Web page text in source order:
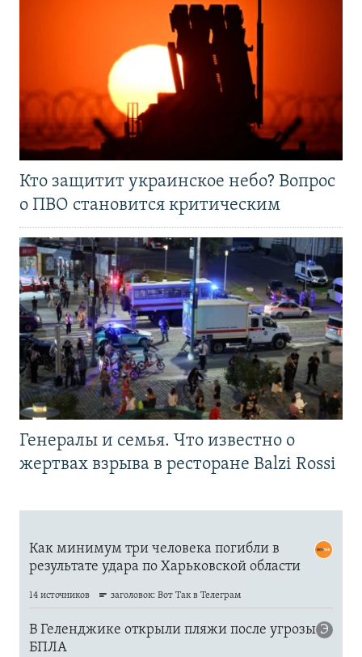
Кто защитит украинское небо? Вопрос
о ПВО становится критическим
Генералы и семья. Что известно о
жертвах взрыва в ресторане Balzi Rossi